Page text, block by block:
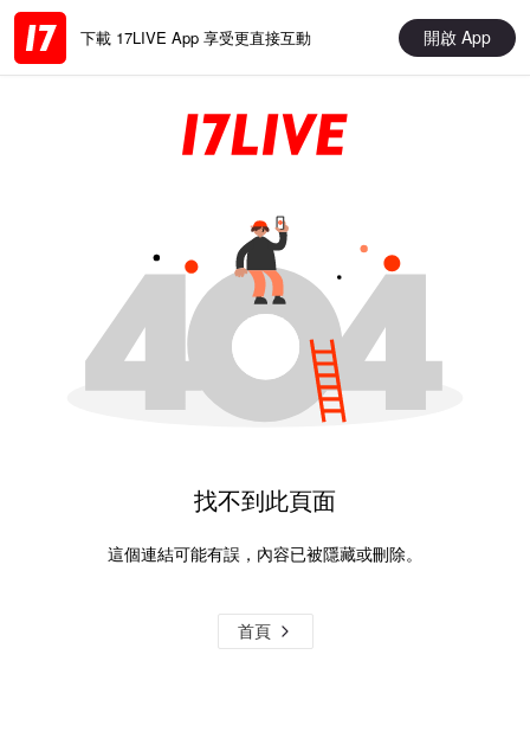
下載 17LIVE App 享受更直接互動 開啟 App
找不到此頁面
這個連結可能有誤，內容已被隱藏或刪除。
首頁